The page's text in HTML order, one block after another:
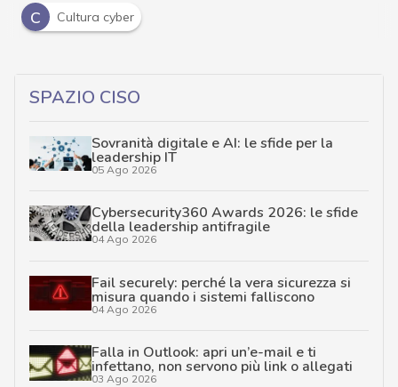
C
Cultura cyber
SPAZIO CISO
Sovranità digitale e AI: le sfide per la
leadership IT
05 Ago 2026
Cybersecurity360 Awards 2026: le sfide
della leadership antifragile
04 Ago 2026
Fail securely: perché la vera sicurezza si
misura quando i sistemi falliscono
04 Ago 2026
Falla in Outlook: apri un’e-mail e ti
infettano, non servono più link o allegati
03 Ago 2026